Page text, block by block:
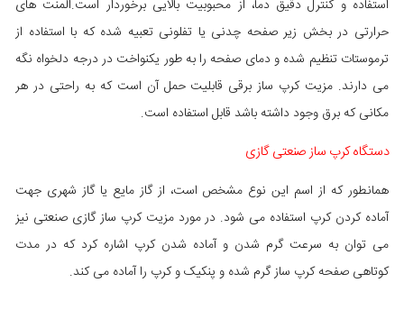
استفاده و کنترل دقیق دما، از محبوبیت بالایی برخوردار است.المنت های
حرارتی در بخش زیر صفحه چدنی یا تفلونی تعبیه شده که با استفاده از
ترموستات تنظیم شده و دمای صفحه را به طور یکنواخت در درجه دلخواه نگه
می دارند. مزیت کرپ ساز برقی قابلیت حمل آن است که به راحتی در هر
مکانی که برق وجود داشته باشد قابل استفاده است.
دستگاه کرپ ساز صنعتی گازی
همانطور که از اسم این نوع مشخص است، از گاز مایع یا گاز شهری جهت
آماده کردن کرپ استفاده می شود. در مورد مزیت کرپ ساز گازی صنعتی نیز
می توان به سرعت گرم شدن و آماده شدن کرپ اشاره کرد که در مدت
کوتاهی صفحه کرپ ساز گرم شده و پنکیک و کرپ را آماده می کند.